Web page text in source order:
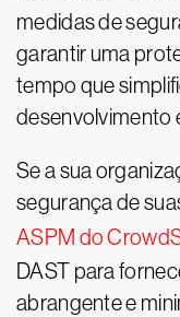
medidas de
garantir uma
tempo que
desenvolvimento
Se a sua
segurança de
ASPM do
DAST para
abrangente e